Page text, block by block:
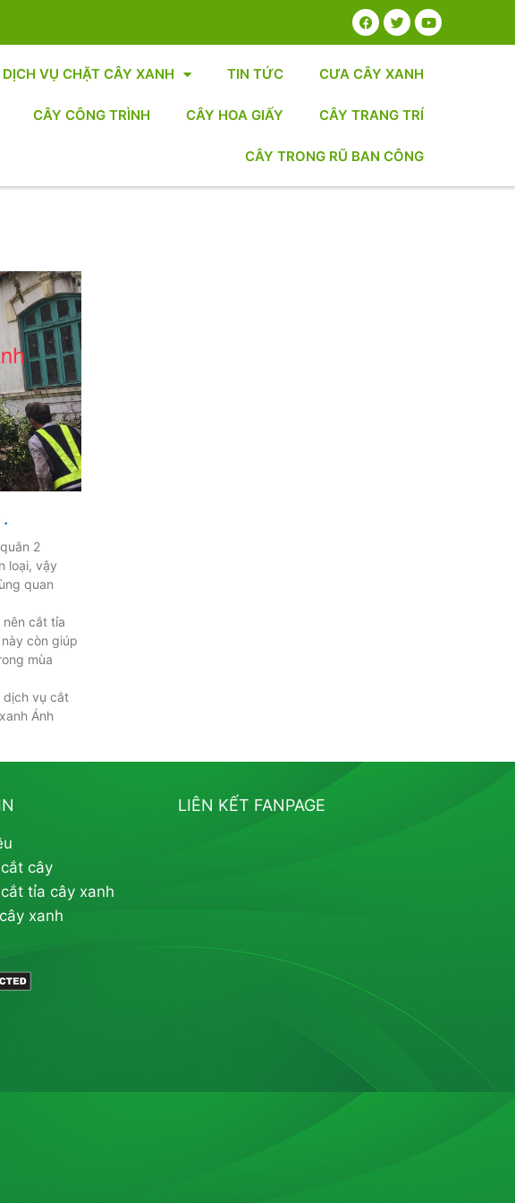
DỊCH VỤ CHẶT CÂY XANH TIN TỨC CƯA CÂY XANH
CÂY CÔNG TRÌNH CÂY HOA GIẤY CÂY TRANG TRÍ
CÂY TRONG RŨ BAN CÔNG
2
loại, vậy
quan
cắt tỉa
còn giúp
mùa
dịch vụ cắt
Ánh
cây
tỉa cây xanh
xanh
LIÊN KẾT FANPAGE